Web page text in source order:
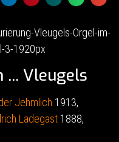
... Vleugels
Jehmlich 1913,
Ladegast 1888,